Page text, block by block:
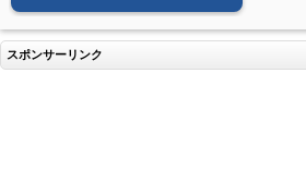
スポンサーリンク